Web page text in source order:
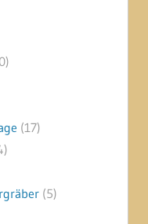
(17)
(5)